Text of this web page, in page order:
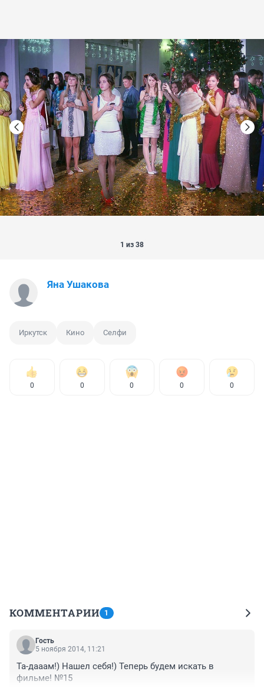
1 из 38
Яна Ушакова
Иркутск Кино Селфи
0 0 0 0 0
КОММЕНТАРИИ 1
Гость
5 ноября 2014, 11:21
Та-дааам!) Нашел себя!) Теперь будем искать в
фильме! №15